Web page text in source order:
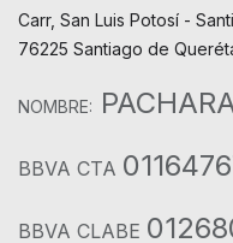
Carr, San Luis Potosí -
76225 Santiago de
NOMBRE:
BBVA CTA
BBVA CLABE